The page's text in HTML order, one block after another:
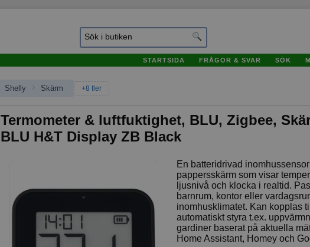
STARTSIDA FRÅGOR & SVAR SÖK
Shelly › Skärm +8 fler
Termometer & luftfuktighet, BLU, Zigbee,
BLU H&T Display ZB Black
En batteridrivad
pappersskärm som visar
ljusnivå och klocka i realtid.
barnrum, kontor eller
inomhusklimatet. Kan kopplas
automatiskt styra t.ex.
gardiner baserat på aktuella
Home Assistant, Homey och